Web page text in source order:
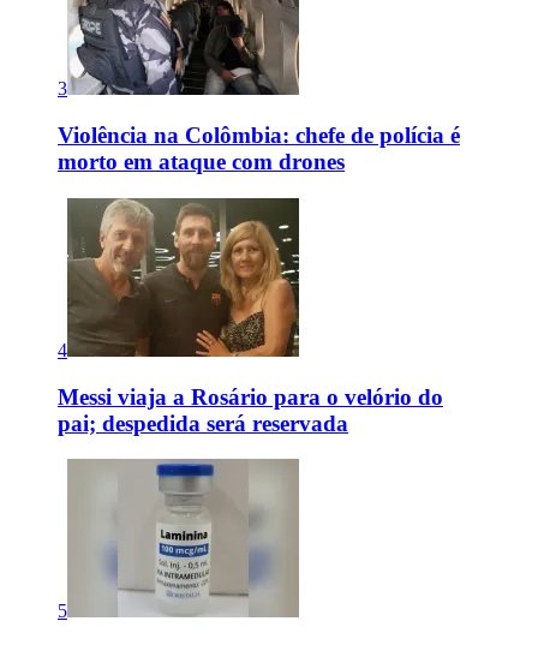
3
Violência na Colômbia: chefe de polícia é
morto em ataque com drones
4
Messi viaja a Rosário para o velório do
pai; despedida será reservada
5